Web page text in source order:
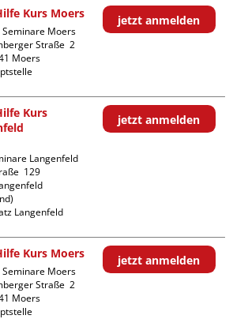
Kurs Moers
Seminare Moers
Straße  2
Moers
jetzt anmelden
Kurs
Langenfeld
129
Langenfeld
jetzt anmelden
Kurs Moers
Seminare Moers
Straße  2
Moers
jetzt anmelden